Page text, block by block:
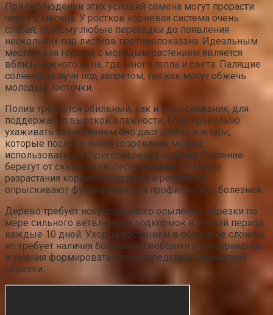
При соблюдении этих условий семена могут прорасти
через 2 месяца. У ростков корневая система очень
слабая, поэтому любые пересадки до появления
нескольких пар листков противопоказана. Идеальным
местом для горшка с молодым растением является
вблизи южного окна, где много тепла и света. Палящие
солнечные лучи под запретом, так как могут обжечь
молодые листочки.
Полив требуется обильный, как и опрыскивания, для
поддержания высокой влажности. Если правильно
ухаживать за растением оно даст цветы и ягоды,
которые после полного созревания можно
использовать для приготовления напитка. Растение
берегут от сквозняков, пересаживают по мере
разрастания корневой системы и регулярно
опрыскивают фунгицидам для профилактики болезней.
Дерево требует искусственного опыления, обрезки по
мере сильного ветвления и подкормок в летний период
каждые 10 дней. Уход за растением в общем не сложен,
но требует наличия большого свободного пространства
и умения формировать куст посредствам грамотной
обрезки.